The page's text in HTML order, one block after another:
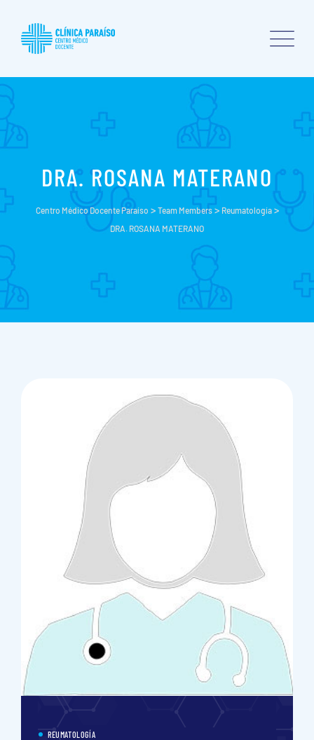
DRA. ROSANA MATERANO
Centro Médico Docente Paraíso > Team Members> Reumatología>
DRA. ROSANA MATERANO
REUMATOLOGÍA